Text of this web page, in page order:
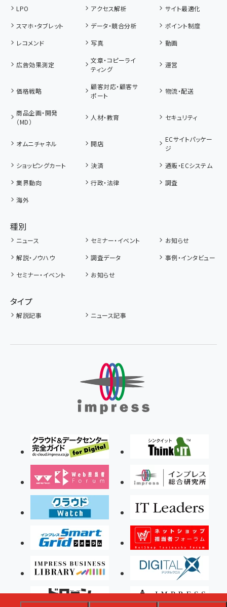
LPO
アクセス解析
サイト最適化
スマホ・タブレット
データ・競合分析
ポイント制度
レコメンド
写真 動画
広告効果測定
文章・コピーライ
ティング
運営
価格戦略
顧客対応・顧客サ
ポート
物流・配送
商品企画・開発
（MD）
人材・教育 セキュリティ
オムニチャネル 開店
ECサイトパッケー
ジ
ショッピングカート
決済
通販・ECシステム
業界動向
行政・法律
調査
海外
種別
ニュース セミナー・イベント
お知らせ
解説・ノウハウ
調査データ
事例・インタビュー
セミナー・イベント
お知らせ
タイプ
解説記事 ニュース記事